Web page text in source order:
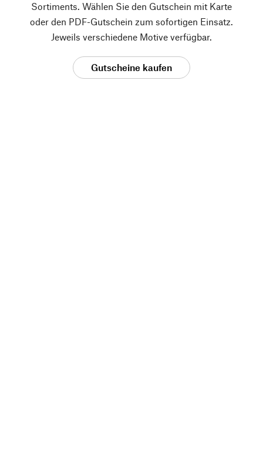
Sortiments. Wählen Sie den Gutschein mit Karte
oder den PDF-Gutschein zum sofortigen Einsatz.
Jeweils verschiedene Motive verfügbar.
Gutscheine kaufen